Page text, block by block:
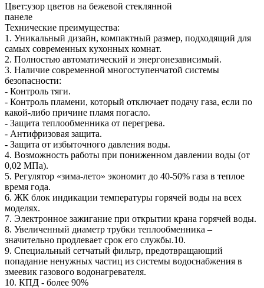
Цвет:узор цветов на бежевой стеклянной
Технические преимущества:
1. Уникальный дизайн, компактный размер, подходящий для
самых современных кухонных комнат.
2. Полностью автоматический и энергонезависимый.
3. Наличие современной многоступенчатой системы
безопасности:
- Контроль тяги.
- Контроль пламени, который отключает подачу газа, если по
какой-либо причине пламя погасло.
- Защита теплообменника от перегрева.
- Антифризовая защита.
- Защита от избыточного давления воды.
4. Возможность работы при пониженном давлении воды (от
0,02 МПа).
5. Регулятор «зима-лето» экономит до 40-50% газа в теплое
время года.
6. ЖК блок индикации температуры горячей воды на всех
моделях.
7. Электронное зажигание при открытии крана горячей воды.
8. Увеличенный диаметр трубки теплообменника –
значительно продлевает срок его службы.10.
9. Специальный сетчатый фильтр, предотвращающий
попадание ненужных частиц из системы водоснабжения в
змеевик газового водонагревателя.
10. КПД - более 90%